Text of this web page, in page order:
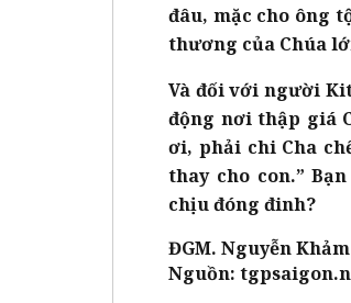
đâu, mặc cho ông
thương của Chúa
Và đối với người
động nơi thập giá
ơi, phải chi Cha
thay cho con.”
chịu đóng đinh?
ĐGM. Nguyễn Khảm
Nguồn: